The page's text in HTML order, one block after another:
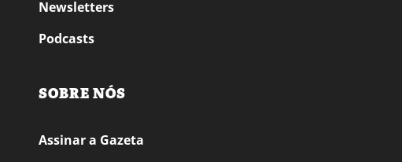
Newsletters
Podcasts
SOBRE NÓS
Assinar a Gazeta